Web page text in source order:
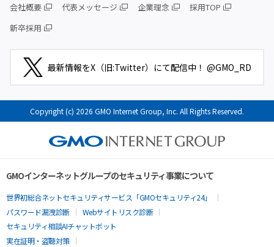
会社概要 代表メッセージ 企業理念
採用TOP
新卒採用
最新情報をX（旧:Twitter）にて配信中！ @GMO_RD
Copyright (c) 2026 GMO Internet Group, Inc. All Rights Reserved.
GMOインターネットグループのセキュリティ事業について
世界初総合ネットセキュリティサービス「GMOセキュリティ24」
パスワード漏洩診断
Webサイトリスク診断
セキュリティ相談AIチャットボット
実在証明・盗聴対策